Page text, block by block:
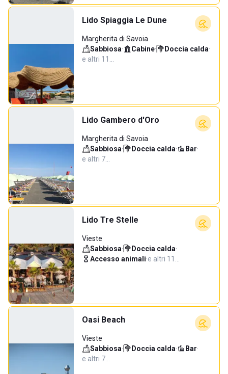
Lido Spiaggia Le Dune
Margherita di Savoia
Sabbiosa· Cabine· Doccia calda·
e altri 11…
Lido Gambero d'Oro
Margherita di Savoia
Sabbiosa· Doccia calda· Bar·
e altri 7…
Lido Tre Stelle
Vieste
Sabbiosa· Doccia calda·
Accesso animali·e altri 11…
Oasi Beach
Vieste
Sabbiosa· Doccia calda· Bar·
e altri 7…